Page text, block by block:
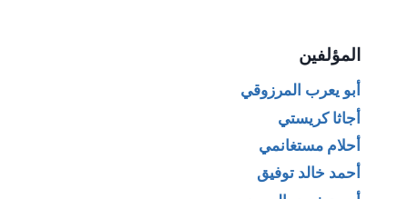
المؤلفين
أبو يعرب المرزوقي
أجاثا كريستي
أحلام مستغانمي
أحمد خالد توفيق